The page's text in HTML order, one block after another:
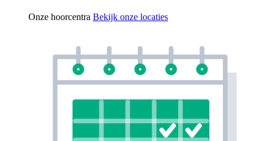
Onze hoorcentra Bekijk onze locaties